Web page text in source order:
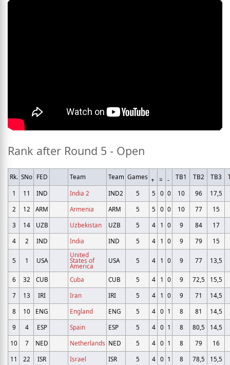
Rank after Round 5 - Open
Rk. SNo FED Team Team Games + = - TB1 TB2 TB3
1
11 IND India 2 IND2 5 5 0 0 10 96
17,5
2
12 ARM Armenia ARM 5 5 0 0 10 77
15
3
14 UZB Uzbekistan UZB 5 4 1 0 9 84
17
4
2 IND India IND 5 4 1 0 9 79 15
5 1 USA
United
States of
America
USA 5 4 1 0 9 77 13,5
6 32 CUB Cuba CUB 5 4 1 0 9 72,5
15,5
7
13 IRI Iran IRI 5 4 1 0 9 71
14,5
8
10 ENG England ENG 5 4 0 1 8 81
14,5
9
4 ESP Spain ESP 5 4 0 1 8 80,5
14,5
10
7 NED Netherlands NED 5 4 0 1 8 79
16
11
22 ISR Israel ISR 5 4 0 1 8 78,5
15,5